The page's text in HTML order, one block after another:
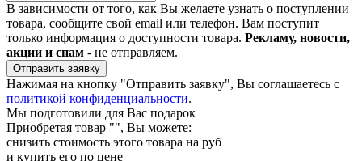
В зависимости от того, как Вы желаете узнать о поступлении
товара, сообщите свой email или телефон. Вам поступит
только информация о доступности товара. Рекламу, новости,
акции и спам - не отправляем.
Отправить заявку
Нажимая на кнопку "Отправить заявку", Вы соглашаетесь с
политикой конфиденциальности.
Мы подготовили для Вас подарок
Приобретая товар "", Вы можете:
снизить стоимость этого товара на руб
и купить его по цене